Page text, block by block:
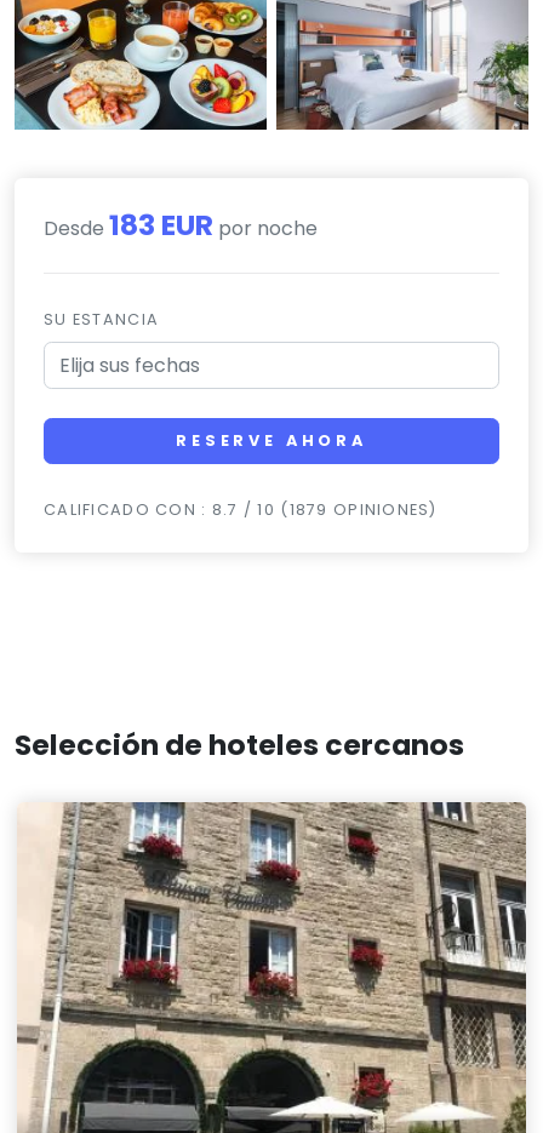
Desde 183 EUR por noche
SU ESTANCIA
RESERVE AHORA
CALIFICADO CON : 8.7 / 10 (1879 OPINIONES)
Selección de hoteles cercanos